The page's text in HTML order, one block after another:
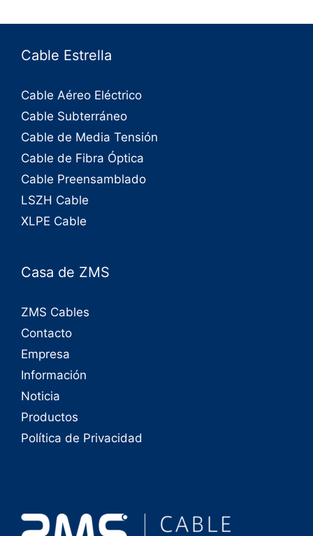
Cable Estrella
Cable Aéreo Eléctrico
Cable Subterráneo
Cable de Media Tensión
Cable de Fibra Óptica
Cable Preensamblado
LSZH Cable
XLPE Cable
Casa de ZMS
ZMS Cables
Contacto
Empresa
Información
Noticia
Productos
Política de Privacidad